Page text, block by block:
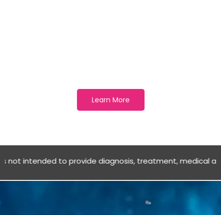
Learn More
to provide diagnosis, treatment, medical advice OR